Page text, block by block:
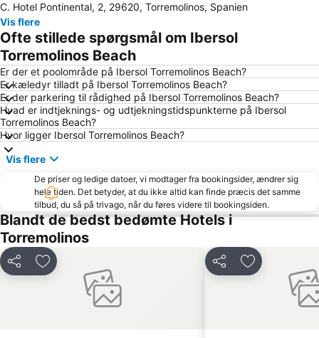
Torrequebrada
Nueva Andalucía
La Malagueta
La Fonda
Centro Comercial Málaga Plaza
Marbella Golf & Country Club
El Pinillo
Malaga Busstation
La Cala Resort
Arena of La Malagueta
De Calahonda
Arroyo de la Miel Train Station
Alcazaba
Pedregalejo
Vialia Estación María Zambrano
Cala del Moral
Benajarafe
Bailén-Miraflores
Convention & Exhibition Centre of Marbella
Paseo Maritimo La Carihuela
Arroyo de la Miel
Puerto Cabopino
Pedregalejo
Lauro Golf
San Pedro Alcántara
C. Hotel Pontinental, 2, 29620, Torremolinos, Spanien
Vis flere
Ofte stillede spørgsmål om Ibersol
Torremolinos Beach
Er der et poolområde på Ibersol Torremolinos Beach?
Er kæledyr tilladt på Ibersol Torremolinos Beach?
Er der parkering til rådighed på Ibersol Torremolinos Beach?
Hvad er indtjeknings- og udtjekningstidspunkterne på Ibersol
Torremolinos Beach?
Hvor ligger Ibersol Torremolinos Beach?
Vis flere
De priser og ledige datoer, vi modtager fra bookingsider, ændrer sig
hele tiden. Det betyder, at du ikke altid kan finde præcis det samme
tilbud, du så på trivago, når du føres videre til bookingsiden.
Blandt de bedst bedømte Hotels i
Torremolinos
Del Føj til favoritter Del Føj til